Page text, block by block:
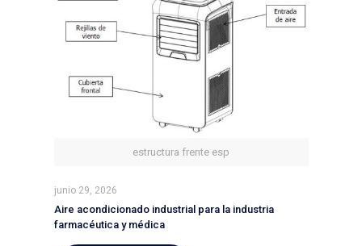
estructura frente esp
junio 29, 2026
Aire acondicionado industrial para la industria
farmacéutica y médica